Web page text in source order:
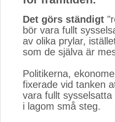
Det görs ständigt
bör vara fullt
av olika prylar,
som de själva är
Politikerna,
fixerade vid tanken
vara fullt
i lagom små steg.